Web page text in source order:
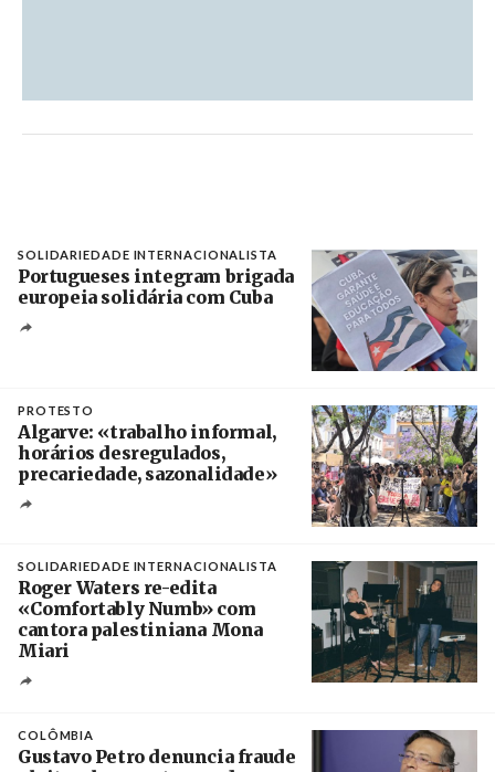
SOLIDARIEDADE INTERNACIONALISTA
Portugueses integram brigada
europeia solidária com Cuba
PROTESTO
Algarve: «trabalho informal,
horários desregulados,
precariedade, sazonalidade»
SOLIDARIEDADE INTERNACIONALISTA
Roger Waters re-edita
«Comfortably Numb» com
cantora palestiniana Mona
Miari
COLÔMBIA
Gustavo Petro denuncia fraude